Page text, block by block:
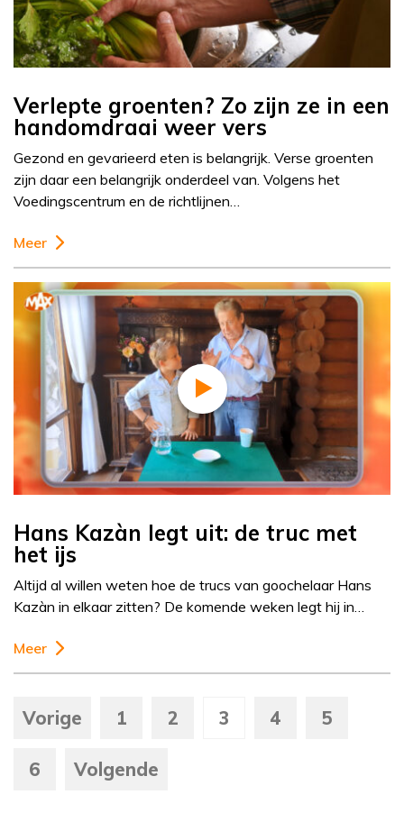
Verlepte groenten? Zo zijn ze in een
handomdraai weer vers
Gezond en gevarieerd eten is belangrijk. Verse groenten
zijn daar een belangrijk onderdeel van. Volgens het
Voedingscentrum en de richtlijnen…
Meer
Hans Kazàn legt uit: de truc met
het ijs
Altijd al willen weten hoe de trucs van goochelaar Hans
Kazàn in elkaar zitten? De komende weken legt hij in…
Meer
Vorige 1 2 3 4 5
6 Volgende